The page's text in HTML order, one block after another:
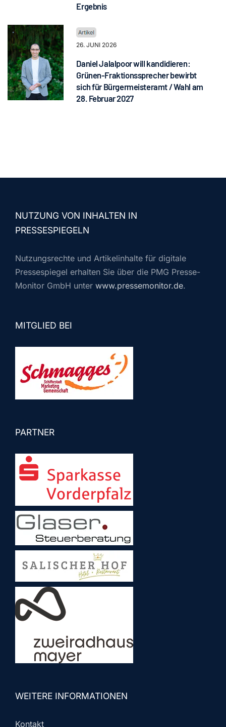
Ergebnis
26. JUNI 2026
Daniel Jalalpoor will kandidieren:
Grünen-Fraktionssprecher bewirbt
sich für Bürgermeisteramt / Wahl am
28. Februar 2027
NUTZUNG VON INHALTEN IN
PRESSESPIEGELN
Nutzungsrechte und Artikelinhalte für digitale
Pressespiegel erhalten Sie über die PMG Presse-
Monitor GmbH unter www.pressemonitor.de.
MITGLIED BEI
PARTNER
WEITERE INFORMATIONEN
Kontakt